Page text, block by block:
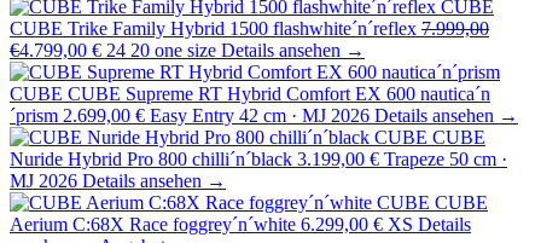
CUBE
CUBE Trike Family Hybrid 1500 flashwhite´n´reflex 7.999,00
€4.799,00 € 24 20 one size Details ansehen →
CUBE CUBE Supreme RT Hybrid Comfort EX 600 nautica´n
´prism 2.699,00 € Easy Entry 42 cm · MJ 2026 Details ansehen →
CUBE CUBE
Nuride Hybrid Pro 800 chilli´n´black 3.199,00 € Trapeze 50 cm ·
MJ 2026 Details ansehen →
CUBE CUBE
Aerium C:68X Race foggrey´n´white 6.299,00 € XS Details